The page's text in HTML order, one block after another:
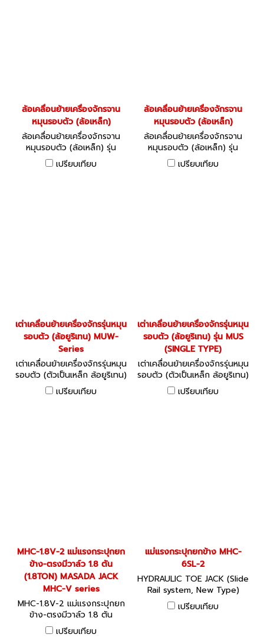
ล้อเคลื่อนย้ายเครื่องจักรจาน
หมุนรอบตัว (ล้อเหล็ก)
ล้อเคลื่อนย้ายเครื่องจักรจาน
หมุนรอบตัว (ล้อเหล็ก) รุ่น
Double
เปรียบเทียบ
ล้อเคลื่อนย้ายเครื่องจักรจาน
หมุนรอบตัว (ล้อเหล็ก)
ล้อเคลื่อนย้ายเครื่องจักรจาน
หมุนรอบตัว (ล้อเหล็ก) รุ่น
Single
เปรียบเทียบ
เต่าเคลื่อนย้ายเครื่องจักรรุ่นหมุน
รอบตัว (ล้อยูริเทน) MUW-
Series
เต่าเคลื่อนย้ายเครื่องจักรรุ่นหมุน
รอบตัว (ตัวเป็นเหล็ก ล้อยูริเทน)
รุ่น MUW
เปรียบเทียบ
เต่าเคลื่อนย้ายเครื่องจักรรุ่นหมุน
รอบตัว (ล้อยูริเทน) รุ่น MUS
(SINGLE TYPE)
เต่าเคลื่อนย้ายเครื่องจักรรุ่นหมุน
รอบตัว (ตัวเป็นเหล็ก ล้อยูริเทน)
ล้อเคลื่อนย้ายเครื่องจักร
Speed roller for free
เปรียบเทียบ
MHC-1.8V-2 แม่แรงกระปุกยก
ข้าง-ตรงมีวาล์ว 1.8 ตัน
(1.8TON) MASADA JACK
MHC-V series
MHC-1.8V-2 แม่แรงกระปุกยก
ข้าง-ตรงมีวาล์ว 1.8 ตัน
(1.8TON) MASADA JACK
MHC-V series พร้อม SAFETY
เปรียบเทียบ
แม่แรงกระปุกยกข้าง MHC-
6SL-2
HYDRAULIC TOE JACK (Slide
Rail system, New Type)
แม่แรงกระปุกยกข้าง ระบบ
Pump Safety Valve เหมาะ
เปรียบเทียบ